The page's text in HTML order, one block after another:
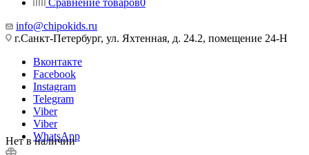
Сравнение товаров0
info@chipokids.ru
г.Санкт-Петербург, ул. Яхтенная, д. 24.2, помещение 24-Н
Вконтакте
Facebook
Instagram
Telegram
Viber
Viber
WhatsApp
Нет в наличии